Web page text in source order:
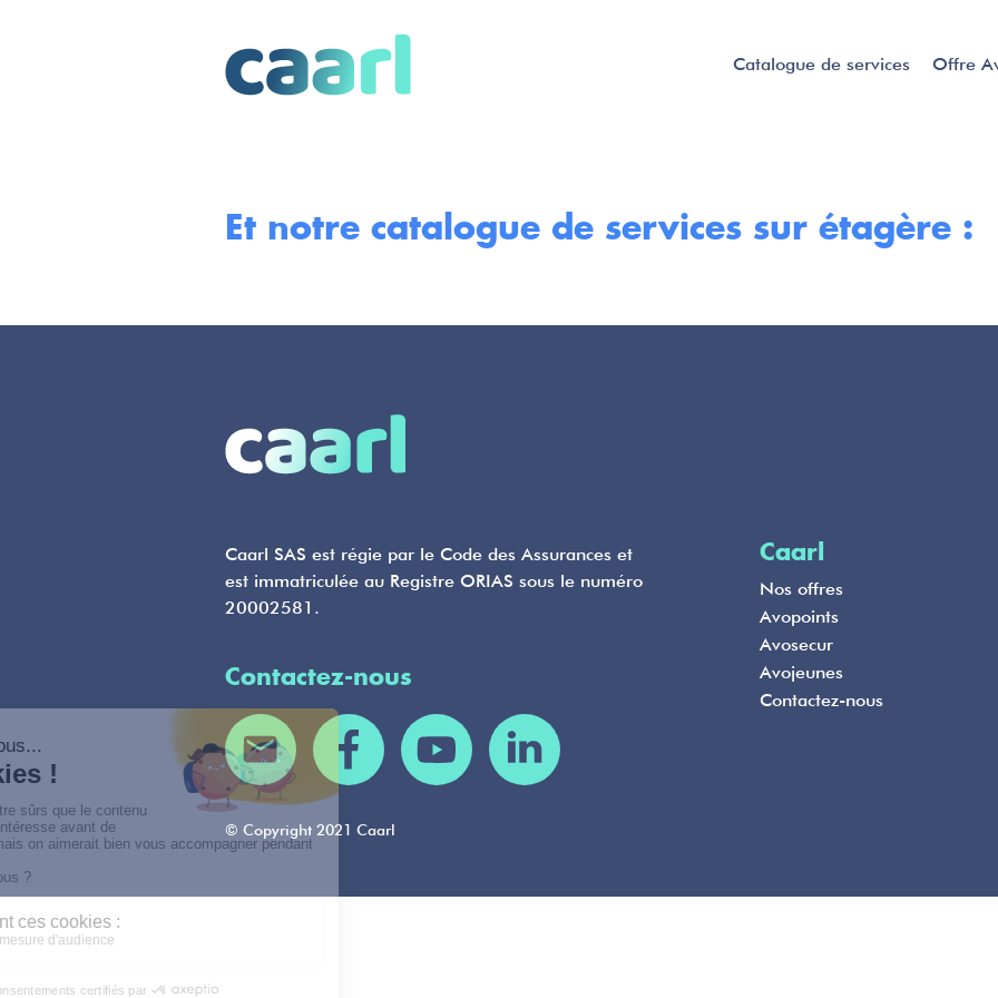
Catalogue de services Offre
Et notre catalogue de services sur étagère :
Caarl SAS est régie par le Code des Assurances et
est immatriculée au Registre ORIAS sous le numéro
20002581.
Contactez-nous
Caarl
Nos offres
Avopoints
Avosecur
Avojeunes
Contactez-nous
© Copyright 2021 Caarl